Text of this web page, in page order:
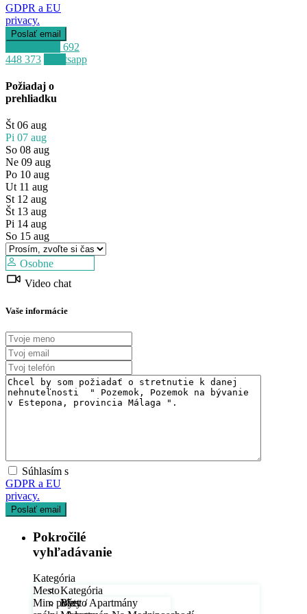
Dostupné
GDPR a EU
privacy.
+34 692
448 373
Whatsapp
Požiadaj o
prehliadku
Št 06 aug
Pi 07 aug
So 08 aug
Ne 09 aug
Po 10 aug
Ut 11 aug
St 12 aug
Št 13 aug
Pi 14 aug
So 15 aug
Osobne
Video chat
Vaše informácie
Súhlasím s
GDPR a EU
privacy.
Pokročilé
vyhľadávanie
Kategória
Kategória
Byty / Apartmány
Mesto
Mesto
Min. počet